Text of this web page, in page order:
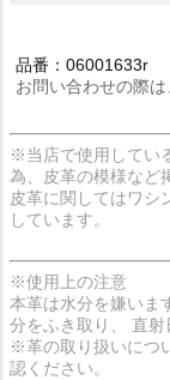
品番：06001633r
お問い合わせの際
※当店で使用してい
為、皮革の模様など
皮革に関してはワシ
しています。
※使用上の注意
本革は水分を嫌いま
分をふき取り、 直射
※革の取り扱いにつ
認ください。